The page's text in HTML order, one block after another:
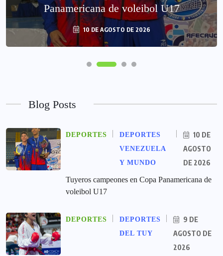
Panamericana de voleibol U17
10 DE AGOSTO DE 2026
Blog Posts
DEPORTES
DEPORTES
VENEZUELA
Y MUNDO
10 DE
AGOSTO
DE 2026
Tuyeros campeones en Copa Panamericana de
voleibol U17
DEPORTES
DEPORTES
DEL TUY
9 DE
AGOSTO DE
2026